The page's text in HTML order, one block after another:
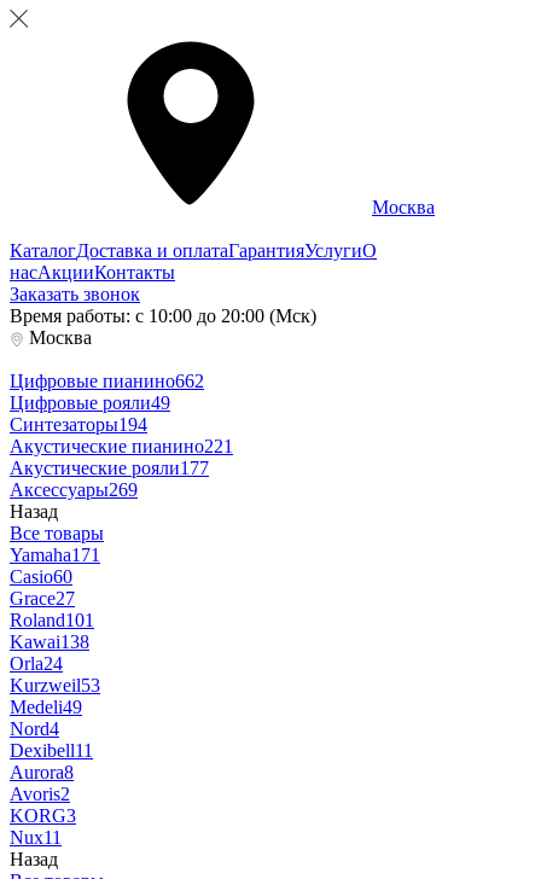
Москва
КаталогДоставка и оплатаГарантияУслугиО
насАкцииКонтакты
Заказать звонок
Время работы: с 10:00 до 20:00 (Мск)
Москва
Цифровые пианино662
Цифровые рояли49
Синтезаторы194
Акустические пианино221
Акустические рояли177
Аксессуары269
Назад
Все товары
Yamaha171
Casio60
Grace27
Roland101
Kawai138
Orla24
Kurzweil53
Medeli49
Nord4
Dexibell11
Aurora8
Avoris2
KORG3
Nux11
Назад